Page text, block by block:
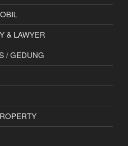
& LAWYER
/ GEDUNG